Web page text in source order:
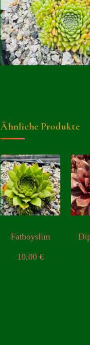
Ähnliche Produkte
Fatboyslim
10,00€